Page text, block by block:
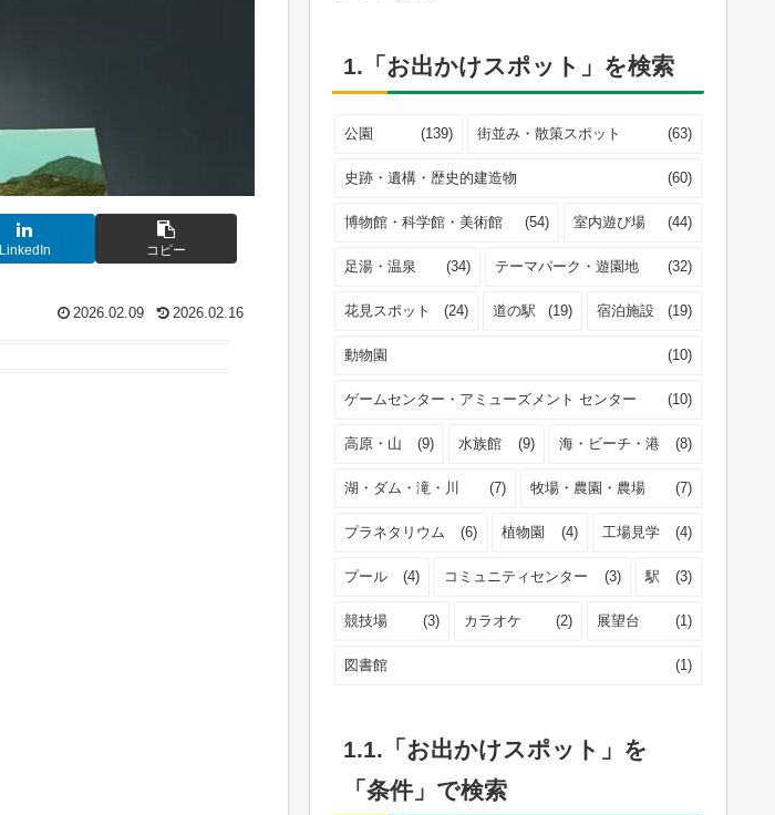
LinkedIn コピー
2026.02.09 2026.02.16
1.「お出かけスポット」を検索
公園 (139) 街並み・散策スポット (63)
史跡・遺構・歴史的建造物 (60)
博物館・科学館・美術館 (54) 室内遊び場 (44)
足湯・温泉 (34) テーマパーク・遊園地 (32)
花見スポット (24) 道の駅 (19) 宿泊施設 (19)
動物園 (10)
ゲームセンター・アミューズメント センター (10)
高原・山 (9) 水族館 (9) 海・ビーチ・港 (8)
湖・ダム・滝・川 (7) 牧場・農園・農場 (7)
プラネタリウム (6) 植物園 (4) 工場見学 (4)
プール (4) コミュニティセンター (3) 駅 (3)
競技場 (3) カラオケ (2) 展望台 (1)
図書館 (1)
1.1.「お出かけスポット」を
「条件」で検索